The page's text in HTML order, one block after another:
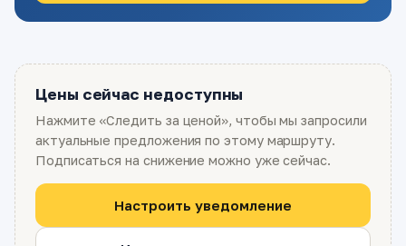
Цены сейчас недоступны
Нажмите «Следить за ценой», чтобы мы запросили
актуальные предложения по этому маршруту.
Подписаться на снижение можно уже сейчас.
Настроить уведомление